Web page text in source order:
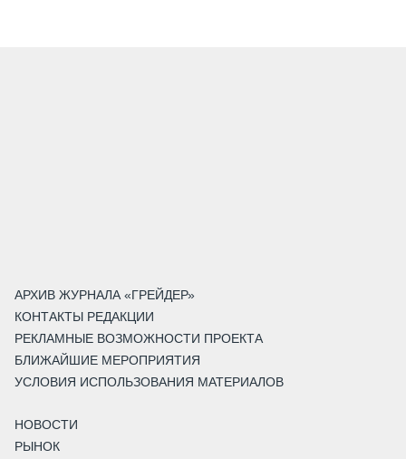
АРХИВ ЖУРНАЛА «ГРЕЙДЕР»
КОНТАКТЫ РЕДАКЦИИ
РЕКЛАМНЫЕ ВОЗМОЖНОСТИ ПРОЕКТА
БЛИЖАЙШИЕ МЕРОПРИЯТИЯ
УСЛОВИЯ ИСПОЛЬЗОВАНИЯ МАТЕРИАЛОВ
НОВОСТИ
РЫНОК